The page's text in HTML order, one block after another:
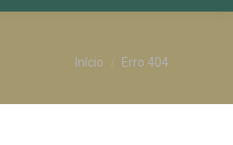
Você está aqui:
Início Erro 404